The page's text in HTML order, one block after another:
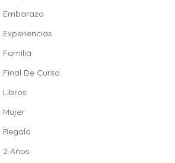
Embarazo
Experiencias
Familia
Final De Curso
Libros
Mujer
Regalo
2 Años